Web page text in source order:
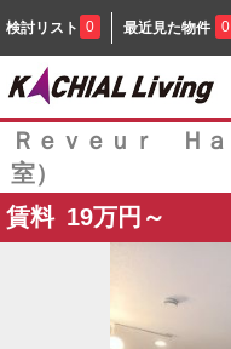
検討リスト 0 最近見た物件 0
Ｒｅｖｅｕｒ Ｈａ
室）
賃料 19万円～